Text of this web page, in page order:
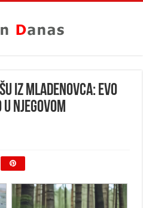
IZ MLADENOVCA: Evo
u njegovom